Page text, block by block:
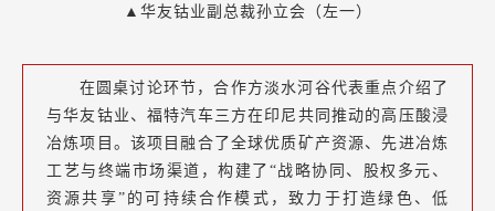
▲华友钴业副总裁孙立会（左一）
在圆桌讨论环节，合作方淡水河谷代表重点介绍了
与华友钴业、福特汽车三方在印尼共同推动的高压酸浸
冶炼项目。该项目融合了全球优质矿产资源、先进冶炼
工艺与终端市场渠道，构建了“战略协同、股权多元、
资源共享”的可持续合作模式，致力于打造绿色、低